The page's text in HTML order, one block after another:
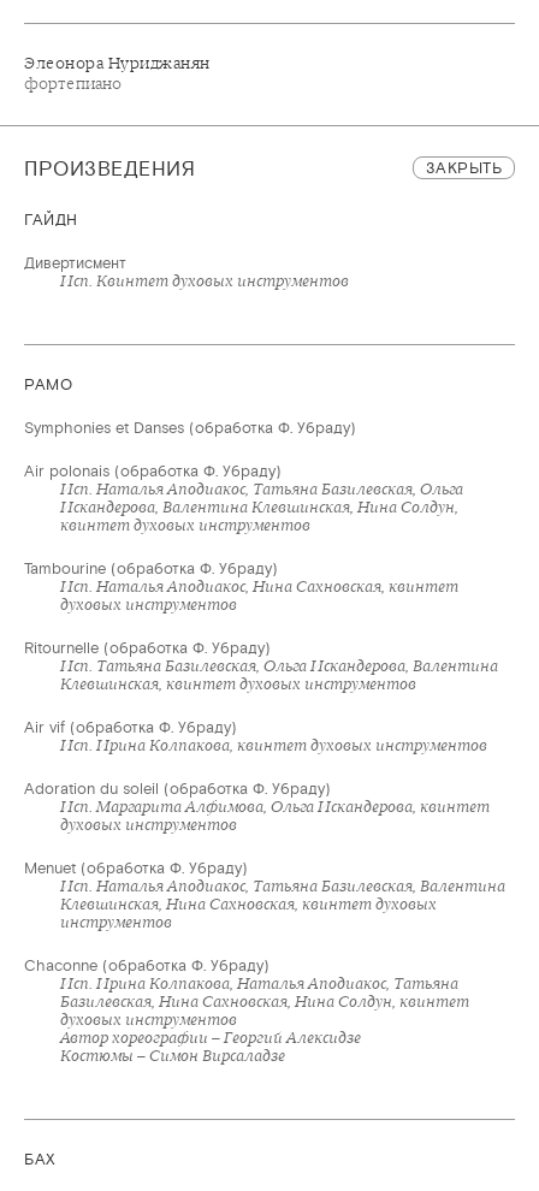
Элеонора Нуриджанян
фортепиано
ПРОИЗВЕДЕНИЯ ЗАКРЫТЬ
ГАЙДН
Дивертисмент
Исп. Квинтет духовых инструментов
РАМО
Symphonies et Danses (обработка Ф. Убраду)
Air polonais (обработка Ф. Убраду)
Исп. Наталья Аподиакос, Татьяна Базилевская, Ольга
Искандерова, Валентина Клевшинская, Нина Солдун,
квинтет духовых инструментов
Tambourine (обработка Ф. Убраду)
Исп. Наталья Аподиакос, Нина Сахновская, квинтет
духовых инструментов
Ritournelle (обработка Ф. Убраду)
Исп. Татьяна Базилевская, Ольга Искандерова, Валентина
Клевшинская, квинтет духовых инструментов
Air vif (обработка Ф. Убраду)
Исп. Ирина Колпакова, квинтет духовых инструментов
Adoration du soleil (обработка Ф. Убраду)
Исп. Маргарита Алфимова, Ольга Искандерова, квинтет
духовых инструментов
Menuet (обработка Ф. Убраду)
Исп. Наталья Аподиакос, Татьяна Базилевская, Валентина
Клевшинская, Нина Сахновская, квинтет духовых
инструментов
Chaconne (обработка Ф. Убраду)
Исп. Ирина Колпакова, Наталья Аподиакос, Татьяна
Базилевская, Нина Сахновская, Нина Солдун, квинтет
духовых инструментов
Автор хореографии – Георгий Алексидзе
Костюмы – Симон Вирсаладзе
БАХ